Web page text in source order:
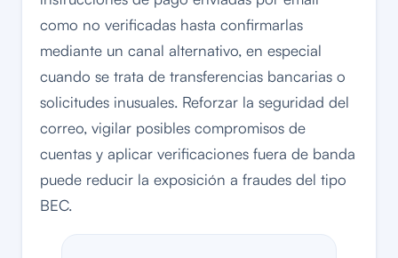
como no verificadas hasta confirmarlas
mediante un canal alternativo, en especial
cuando se trata de transferencias bancarias o
solicitudes inusuales. Reforzar la seguridad del
correo, vigilar posibles compromisos de
cuentas y aplicar verificaciones fuera de banda
puede reducir la exposición a fraudes del tipo
BEC.